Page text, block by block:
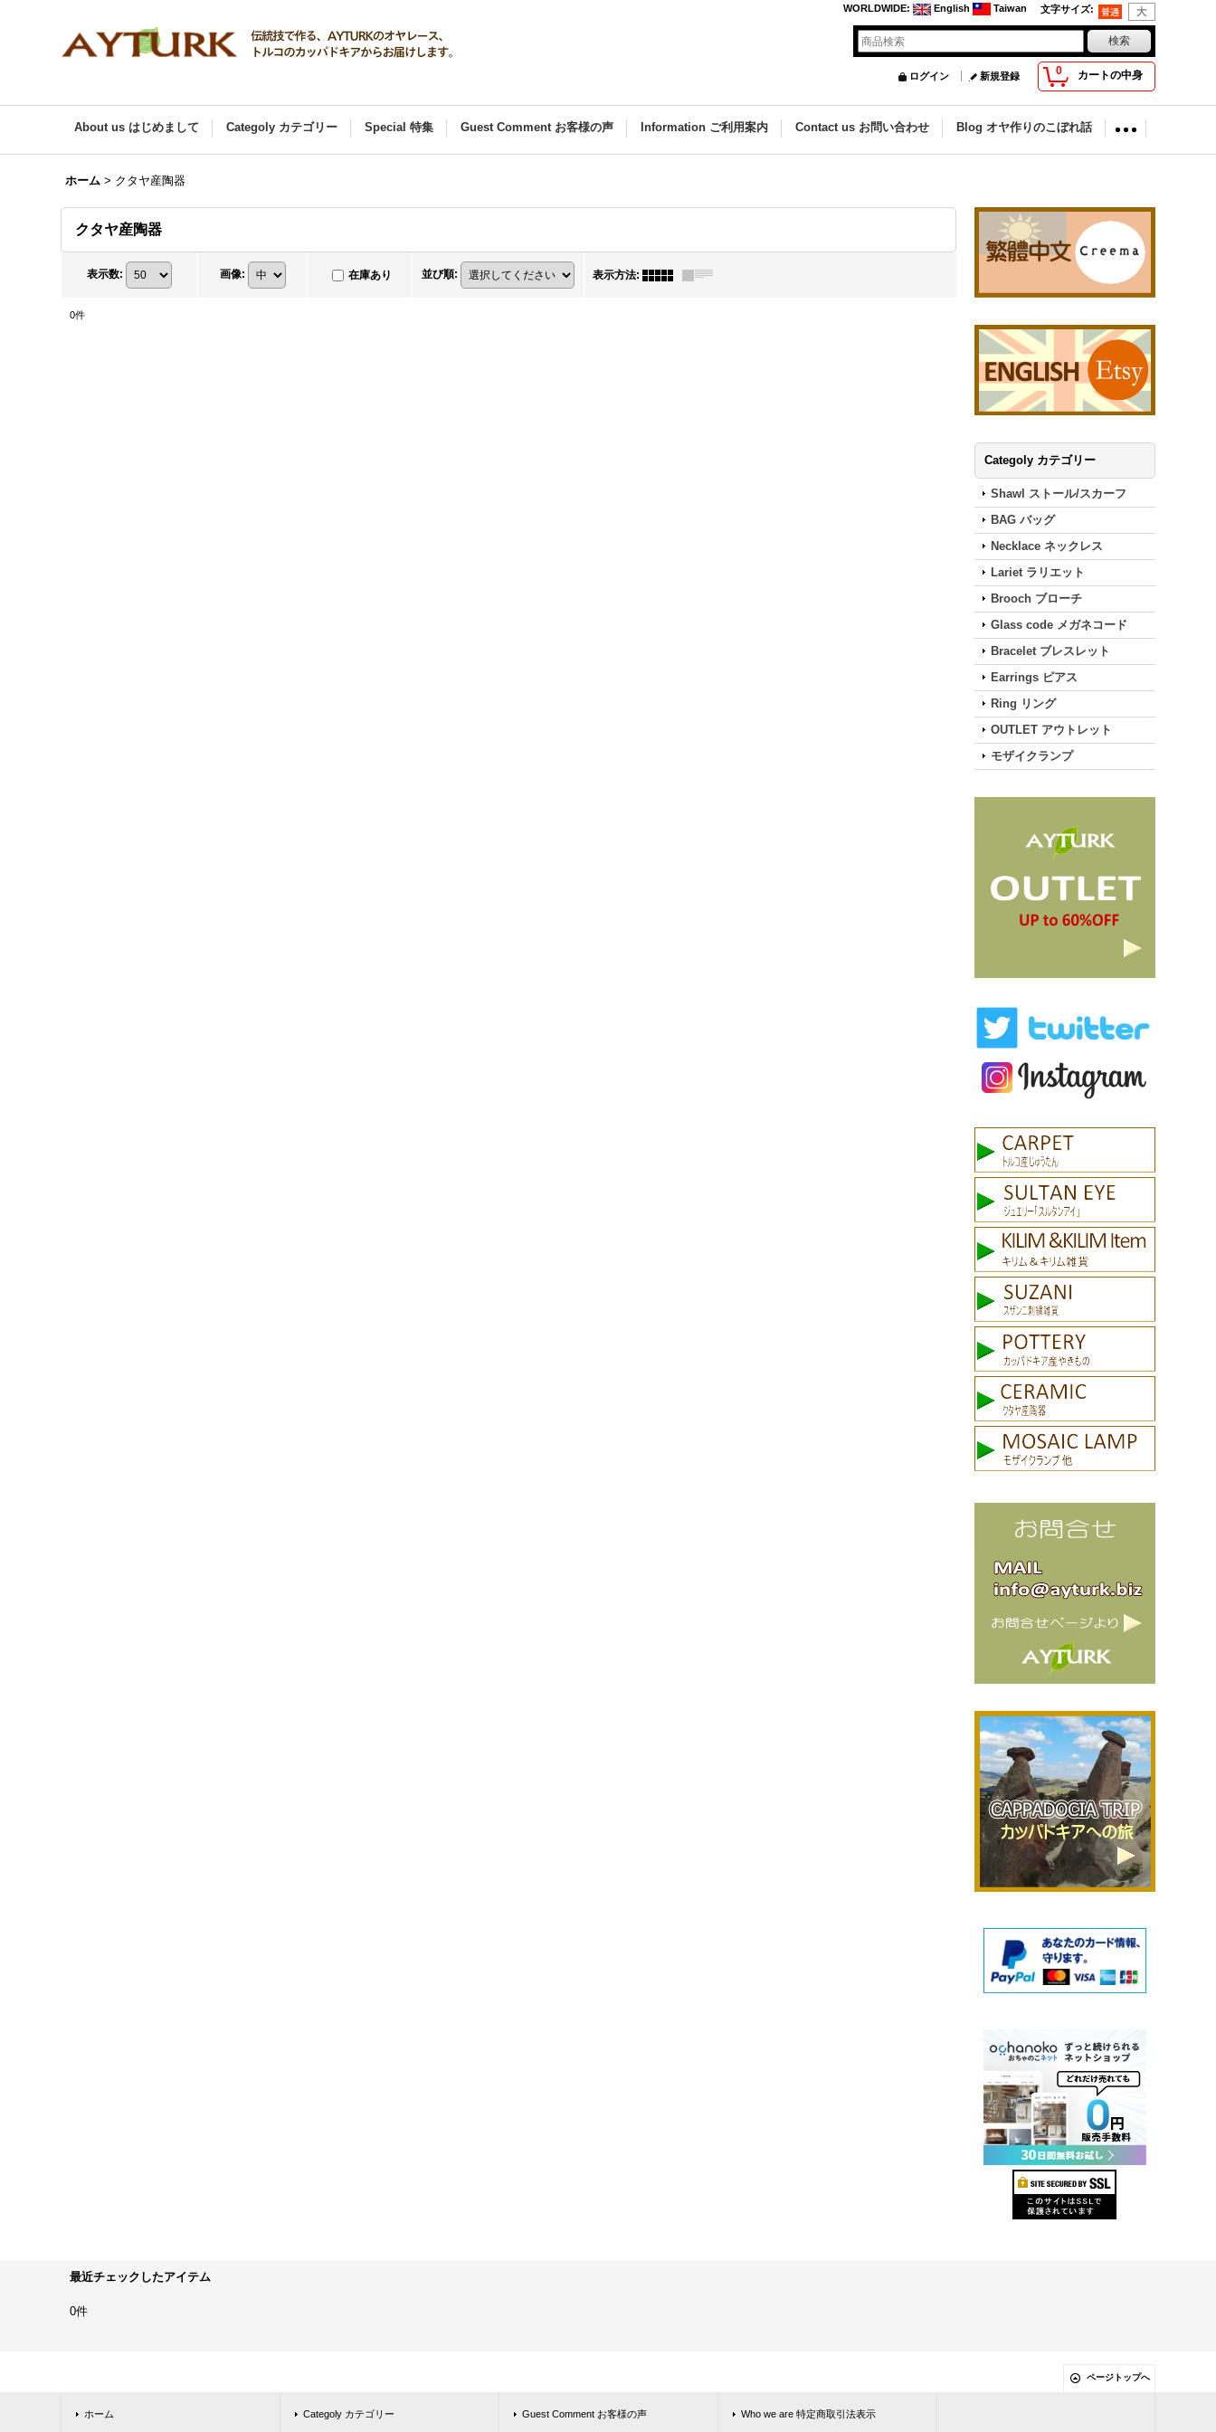
文字サイズ:
WORLDWIDE: English Taiwan
0 カートの中身
ログイン 新規登録
About us はじめまして Categoly カテゴリー Special 特集 Guest Comment お客様の声 Information ご利用案内 Contact us お問い合わせ Blog オヤ作りのこぼれ話
ホーム > クタヤ産陶器
Categoly カテゴリー
Shawl ストール/スカーフ
BAG バッグ
Necklace ネックレス
Lariet ラリエット
Brooch ブローチ
Glass code メガネコード
Bracelet ブレスレット
Earrings ピアス
Ring リング
OUTLET アウトレット
モザイクランプ
クタヤ産陶器
表示数: 画像: 在庫あり 並び順: 表示方法:
0件
最近チェックしたアイテム
0件
ページトップへ
ホーム Categoly カテゴリー Guest Comment お客様の声 Who we are 特定商取引法表示